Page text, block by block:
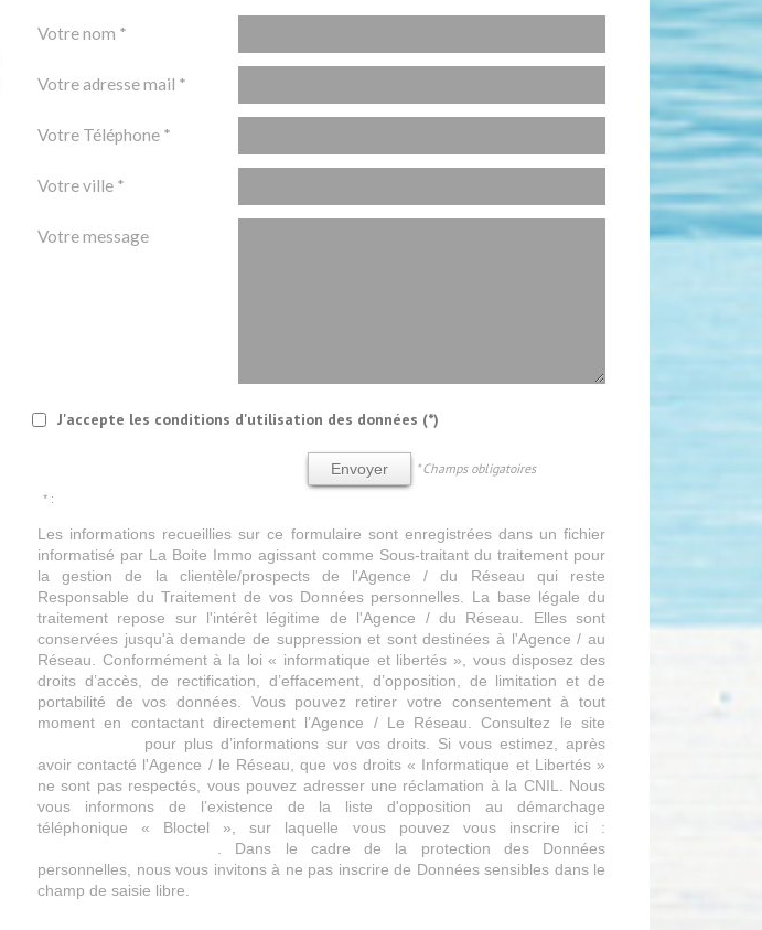
Votre nom *
Votre adresse mail *
Votre Téléphone *
Votre ville *
Votre message
J'accepte les conditions d'utilisation des données (*)
Envoyer * Champs obligatoires
* :
Les informations recueillies sur ce formulaire sont enregistrées dans un fichier
informatisé par La Boite Immo agissant comme Sous-traitant du traitement pour
la gestion de la clientèle/prospects de l'Agence / du Réseau qui reste
Responsable du Traitement de vos Données personnelles. La base légale du
traitement repose sur l'intérêt légitime de l'Agence / du Réseau. Elles sont
conservées jusqu'à demande de suppression et sont destinées à l'Agence / au
Réseau. Conformément à la loi « informatique et libertés », vous disposez des
droits d’accès, de rectification, d’effacement, d’opposition, de limitation et de
portabilité de vos données. Vous pouvez retirer votre consentement à tout
moment en contactant directement l’Agence / Le Réseau. Consultez le site
pour plus d’informations sur vos droits. Si vous estimez, après
avoir contacté l'Agence / le Réseau, que vos droits « Informatique et Libertés »
ne sont pas respectés, vous pouvez adresser une réclamation à la CNIL. Nous
vous informons de l’existence de la liste d'opposition au démarchage
téléphonique « Bloctel », sur laquelle vous pouvez vous inscrire ici :
. Dans le cadre de la protection des Données
personnelles, nous vous invitons à ne pas inscrire de Données sensibles dans le
champ de saisie libre.